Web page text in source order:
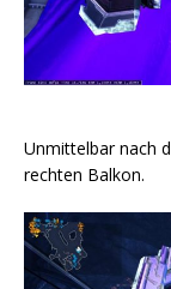
Unmittelbar nach
rechten Balkon.